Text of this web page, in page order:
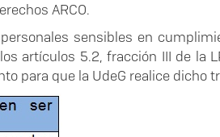
ARCO.
sensibles en
artículos 5.2, fracción III de la
para que la UdeG realice dicho